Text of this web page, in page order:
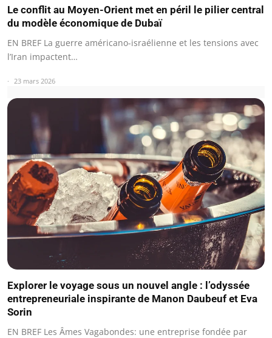
Le conflit au Moyen-Orient met en péril le pilier central
du modèle économique de Dubaï
EN BREF La guerre américano-israélienne et les tensions avec
l’Iran impactent…
23 mars 2026
Explorer le voyage sous un nouvel angle : l’odyssée
entrepreneuriale inspirante de Manon Daubeuf et Eva
Sorin
EN BREF Les Âmes Vagabondes: une entreprise fondée par